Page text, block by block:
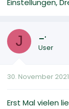
J _.
User
30. November 2021
Erst Mal vielen